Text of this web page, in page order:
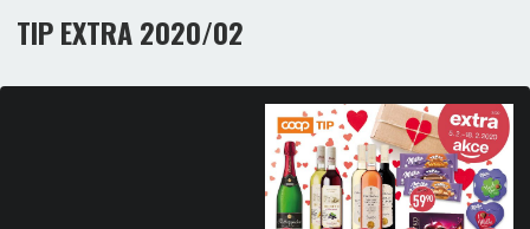
TIP EXTRA 2020/02